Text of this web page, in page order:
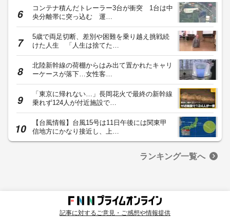
コンテナ積んだトレーラー3台が衝突 1台は中
央分離帯に突っ込む 運…
5歳で両足切断、差別や困難を乗り越え挑戦続
けた人生 「人生は捨てた…
北陸新幹線の荷棚からはみ出て置かれたキャリ
ーケースが落下…女性客…
「東京に帰れない…」長岡花火で最終の新幹線
乗れず124人が付近施設で…
【台風情報】台風15号は11日午後には関東甲
信地方にかなり接近し、上…
ランキング一覧へ
記事に対するご意見・ご感想や情報提供